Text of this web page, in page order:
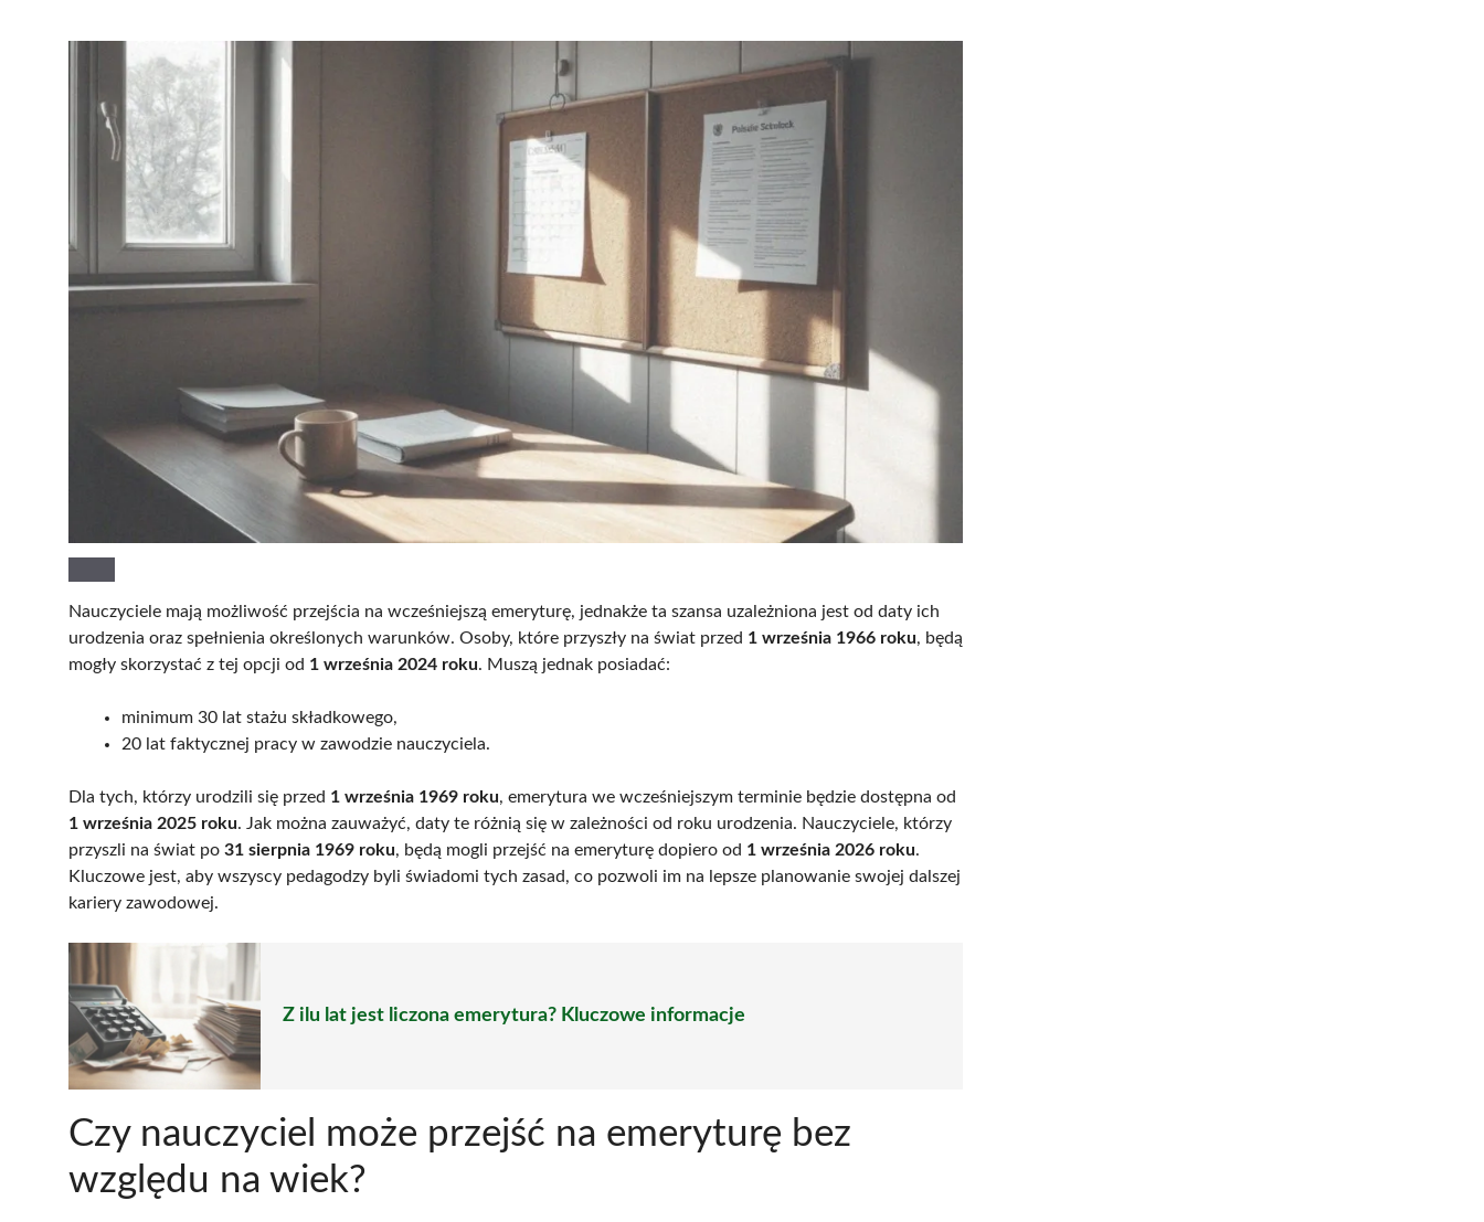
Nauczyciele mają możliwość przejścia na wcześniejszą emeryturę, jednakże ta szansa uzależniona jest od daty ich
urodzenia oraz spełnienia określonych warunków. Osoby, które przyszły na świat przed 1 września 1966 roku, będą
mogły skorzystać z tej opcji od 1 września 2024 roku. Muszą jednak posiadać:
minimum 30 lat stażu składkowego,
20 lat faktycznej pracy w zawodzie nauczyciela.
Dla tych, którzy urodzili się przed 1 września 1969 roku, emerytura we wcześniejszym terminie będzie dostępna od
1 września 2025 roku. Jak można zauważyć, daty te różnią się w zależności od roku urodzenia. Nauczyciele, którzy
przyszli na świat po 31 sierpnia 1969 roku, będą mogli przejść na emeryturę dopiero od 1 września 2026 roku.
Kluczowe jest, aby wszyscy pedagodzy byli świadomi tych zasad, co pozwoli im na lepsze planowanie swojej dalszej
kariery zawodowej.
Z ilu lat jest liczona emerytura? Kluczowe informacje
Czy nauczyciel może przejść na emeryturę bez
względu na wiek?